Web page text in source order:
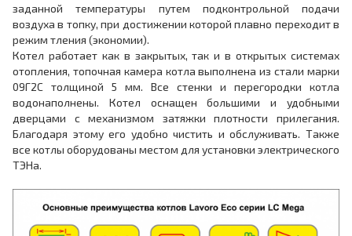
заданной температуры путем подконтрольной подачи
воздуха в топку, при достижении которой плавно переходит в
режим тления (экономии).
Котел работает как в закрытых, так и в открытых системах
отопления, топочная камера котла выполнена из стали марки
09Г2С толщиной 5 мм. Все стенки и перегородки котла
водонаполнены. Котел оснащен большими и удобными
дверцами с механизмом затяжки плотности прилегания.
Благодаря этому его удобно чистить и обслуживать. Также
все котлы оборудованы местом для установки электрического
ТЭНа.